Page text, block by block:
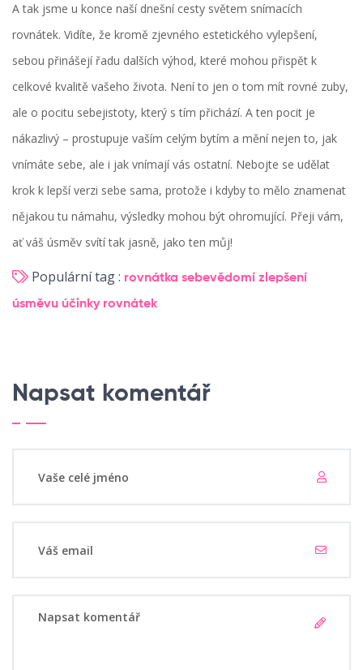
A tak jsme u konce naší dnešní cesty světem snímacích
rovnátek. Vidíte, že kromě zjevného estetického vylepšení,
sebou přinášejí řadu dalších výhod, které mohou přispět k
celkové kvalitě vašeho života. Není to jen o tom mít rovné zuby,
ale o pocitu sebejistoty, který s tím přichází. A ten pocit je
nákazlivý – prostupuje vaším celým bytím a mění nejen to, jak
vnímáte sebe, ale i jak vnímají vás ostatní. Nebojte se udělat
krok k lepší verzi sebe sama, protože i kdyby to mělo znamenat
nějakou tu námahu, výsledky mohou být ohromující. Přeji vám,
ať váš úsměv svítí tak jasně, jako ten můj!
Populární tag : rovnátka sebevědomí zlepšení
úsměvu účinky rovnátek
Napsat komentář